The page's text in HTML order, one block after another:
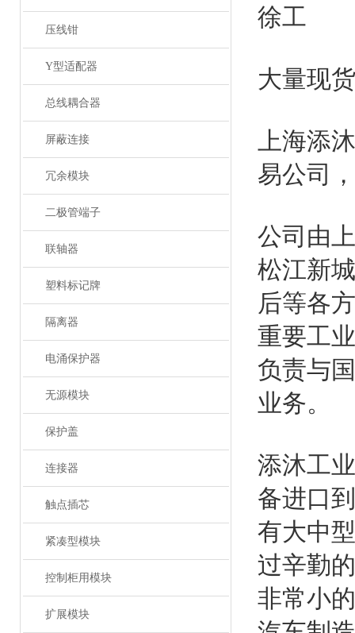
压线钳
Y型适配器
总线耦合器
屏蔽连接
冗余模块
二极管端子
联轴器
塑料标记牌
隔离器
电涌保护器
无源模块
保护盖
连接器
触点插芯
紧凑型模块
控制柜用模块
扩展模块
徐工
大量现
上海添
易公司
公司由
松江新
后等各
重要工
负责与
业务。
添沐工
备进口
有大中
过辛勤
非常小